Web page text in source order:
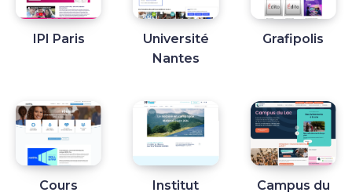
IPI Paris
Université
Nantes
Grafipolis
Cours
Institut
Campus du